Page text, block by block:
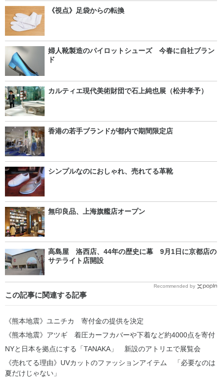
《視点》足袋からの転換
婦人靴製造のパイロットシューズ 今春に自社ブラン
ド
カルティエ現代美術財団で石上純也展（松井孝予）
香港の若手ブランドが都内で期間限定店
シンプルなのにおしゃれ、売れてる革靴
無印良品、上海旗艦店オープン
高島屋 洛西店、44年の歴史に幕 9月1日に京都店の
サテライト店開設
Recommended by
この記事に関連する記事
《熊本地震》ユニチカ 寄付金の提供を決定
《熊本地震》アツギ 着圧カーフカバーや下着など約4000点を寄付
NYと日本を拠点にする「TANAKA」 新設のアトリエで展覧会
《売れてる理由》UVカットのファッションアイテム 「必要なのは
夏だけじゃない」